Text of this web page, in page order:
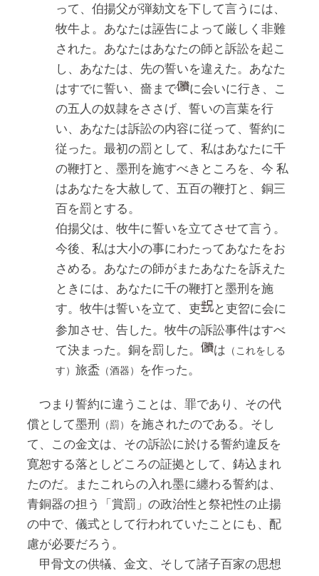
って、伯揚父が弾劾文を下して言うには、
牧牛よ。あなたは誣告によって厳しく非難
された。あなたはあなたの師と訴訟を起こ
し、あなたは、先の誓いを違えた。あなた
はすでに誓い、嗇まで
に会いに行き、こ
の五人の奴隷をささげ、誓いの言葉を行
い、あなたは訴訟の内容に従って、誓約に
従った。最初の罰として、私はあなたに千
の鞭打と、墨刑を施すべきところを、今 私
はあなたを大赦して、五百の鞭打と、銅三
百を罰とする。
伯揚父は、牧牛に誓いを立てさせて言う。
今後、私は大小の事にわたってあなたをお
さめる。あなたの師がまたあなたを訴えた
ときには、あなたに千の鞭打と墨刑を施
す。牧牛は誓いを立て、吏
と吏曶に会に
参加させ、告した。牧牛の訴訟事件はすべ
て決まった。銅を罰した。
は （これをしる
す） 旅盉 （酒器） を作った。
つまり誓約に違うことは、罪であり、その代
償として墨刑 （罰）
を施されたのである。そし
て、この金文は、その訴訟に於ける誓約違反を
寛恕する落としどころの証拠として、鋳込まれ
たのだ。またこれらの入れ墨に纏わる誓約は、
青銅器の担う「賞罰」の政治性と祭祀性の止揚
の中で、儀式として行われていたことにも、配
慮が必要だろう。
甲骨文の供犠、金文、そして諸子百家の思想